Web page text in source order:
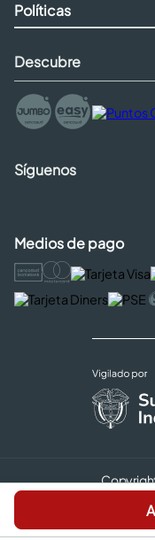
Políticas
Descubre
Síguenos
Medios de pago